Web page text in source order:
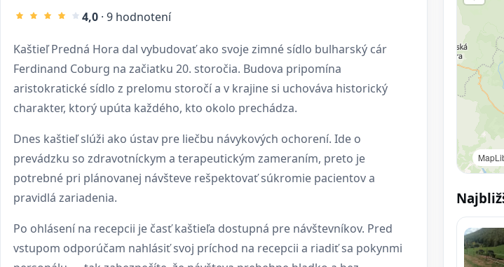
4,0 · 9 hodnotení
Kaštieľ Predná Hora dal vybudovať ako svoje zimné sídlo bulharský cár
Ferdinand Coburg na začiatku 20. storočia. Budova pripomína
aristokratické sídlo z prelomu storočí a v krajine si uchováva historický
charakter, ktorý upúta každého, kto okolo prechádza.
Dnes kaštieľ slúži ako ústav pre liečbu návykových ochorení. Ide o
prevádzku so zdravotníckym a terapeutickým zameraním, preto je
potrebné pri plánovanej návšteve rešpektovať súkromie pacientov a
pravidlá zariadenia.
Po ohlásení na recepcii je časť kaštieľa dostupná pre návštevníkov. Pred
vstupom odporúčam nahlásiť svoj príchod na recepcii a riadiť sa pokynmi